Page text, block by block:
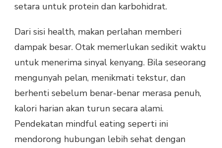
setara untuk protein dan karbohidrat.
Dari sisi health, makan perlahan memberi
dampak besar. Otak memerlukan sedikit waktu
untuk menerima sinyal kenyang. Bila seseorang
mengunyah pelan, menikmati tekstur, dan
berhenti sebelum benar-benar merasa penuh,
kalori harian akan turun secara alami.
Pendekatan mindful eating seperti ini
mendorong hubungan lebih sehat dengan